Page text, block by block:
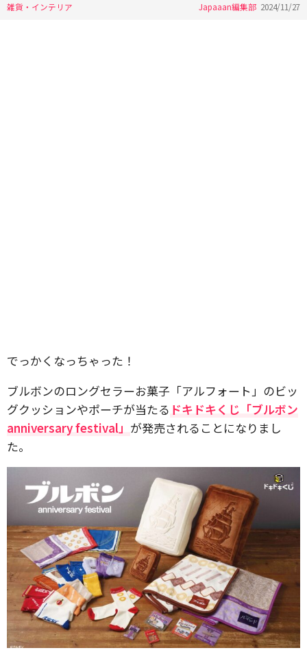
雑貨・インテリア Japaaan編集部 2024/11/27
でっかくなっちゃった！
ブルボンのロングセラーお菓子「アルフォート」のビッ
グクッションやポーチが当たる ドキドキくじ「ブルボン
anniversary festival」 が発売されることになりまし
た。